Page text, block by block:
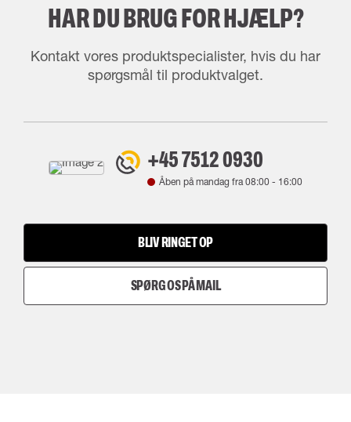
HAR DU BRUG FOR HJÆLP?
Kontakt vores produktspecialister, hvis du har
spørgsmål til produktvalget.
+45 7512 0930
Åben på mandag fra08:00 - 16:00
BLIV RINGET OP
SPØRG OS PÅ MAIL